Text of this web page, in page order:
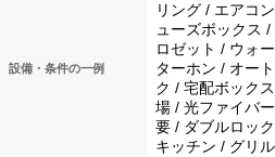
設備・条件の一例
リング / エアコ
ューズボックス
ロゼット / ウォ
ターホン / オー
ク / 宅配ボック
場 / 光ファイバ
要 / ダブルロッ
キッチン / グリ